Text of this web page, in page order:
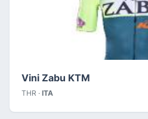
Vini Zabu KTM
THR · ITA